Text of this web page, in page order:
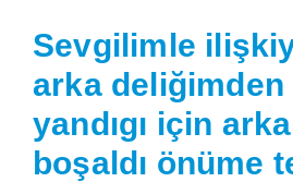
Sevgilimle
arka deliğimden
yandıgı için
boşaldı önüme